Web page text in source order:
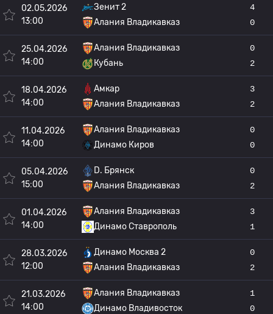
02.05.2026
13:00
Зенит 2
Алания Владикавказ
4
0
25.04.2026
14:00
Алания Владикавказ
Кубань
0
2
18.04.2026
14:00
Амкар
Алания Владикавказ
3
2
11.04.2026
14:00
Алания Владикавказ
Динамо Киров
0
0
05.04.2026
15:00
D. Брянск
Алания Владикавказ
0
2
01.04.2026
14:00
Алания Владикавказ
Динамо Ставрополь
3
1
28.03.2026
12:00
Динамо Москва 2
Алания Владикавказ
0
2
21.03.2026
14:00
Алания Владикавказ
Динамо Владивосток
1
0